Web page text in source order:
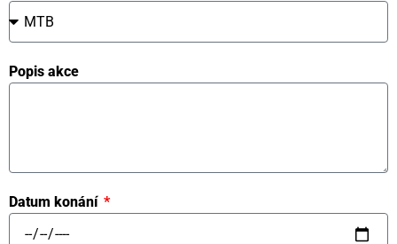
Popis akce
Datum konání